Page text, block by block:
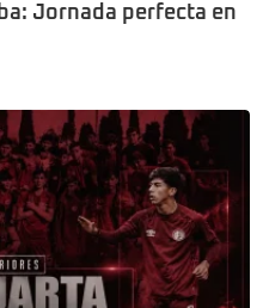
Jornada perfecta en